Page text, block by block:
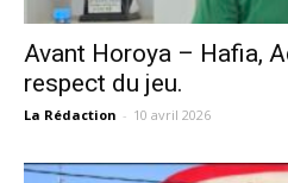
Avant Horoya – Hafia,
respect du jeu.
La Rédaction - 10 avril 2026